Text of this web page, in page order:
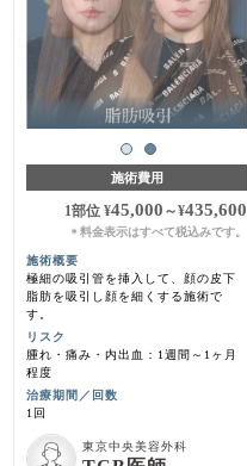
施術費用
1部位¥45,000 ～¥435,600
＊料金表示はすべて税込みです。
施術概要
極細の吸引管を挿入して、顔の皮下
脂肪を吸引し顔を細くする施術で
す。
リスク
腫れ・痛み・内出血：1週間～1ヶ月
程度
治療期間／回数
1回
東京中央美容外科